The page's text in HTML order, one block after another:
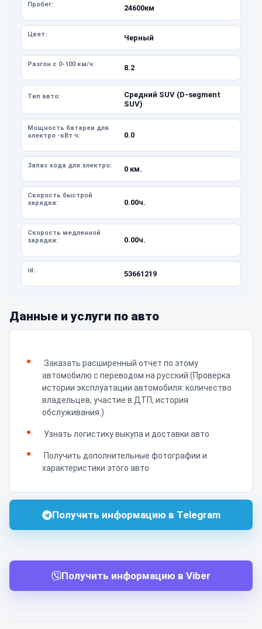
Пробег: 24600км
Цвет: Черный
Разгон с 0-100 км/ч: 8.2
Тип авто:
Средний SUV (D-segment
SUV)
Мощность батареи для
электро -кВт·ч:
0.0
Запас хода для электро: 0 км.
Скорость быстрой
зарядки:
0.00ч.
Скорость медленной
зарядки:
0.00ч.
id: 53661219
Данные и услуги по авто
Заказать расширенный отчет по этому
автомобилю с переводом на русский (Проверка
истории эксплуатации автомобиля: количество
владельцев, участие в ДТП, история
обслуживания.)
Узнать логистику выкупа и доставки авто
Получить дополнительные фотографии и
характеристики этого авто
Получить информацию в Telegram
Получить информацию в Viber